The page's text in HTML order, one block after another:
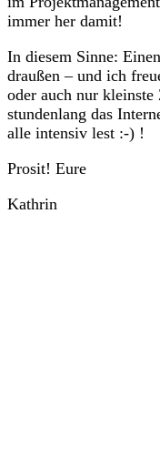
immer her damit!
In diesem Sinne:
draußen – und ich
oder auch nur
stundenlang das
alle intensiv lest :-) !
Prosit! Eure
Kathrin